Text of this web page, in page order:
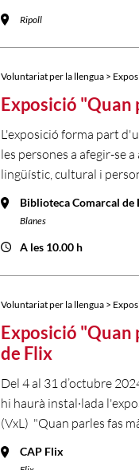
Ripoll
Voluntariat per la llengua >
Exposició "Quan
L'exposició forma part
les persones a afegir-se
lingüístic, cultural i
Biblioteca Comarcal de
Blanes
A les 10.00 h
Voluntariat per la llengua >
Exposició "Quan
de Flix
Del 4 al 31 d’octubre
hi haurà instal·lada
(VxL) "Quan parles fas
CAP Flix